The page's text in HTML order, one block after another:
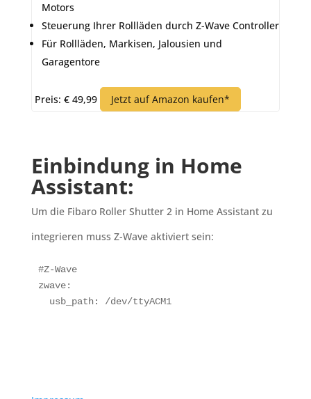
Motors
Steuerung Ihrer Rollläden durch Z-Wave Controller
Für Rollläden, Markisen, Jalousien und
Garagentore
Preis: € 49,99 Jetzt auf Amazon kaufen*
Einbindung in Home
Assistant:
Um die Fibaro Roller Shutter 2in Home Assistant zu
integrieren muss Z-Wave aktiviert sein:
#Z-Wave
zwave:
  usb_path: /dev/ttyACM1